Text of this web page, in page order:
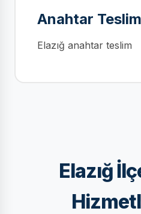
Anahtar Teslim
Elazığ anahtar teslim
Elazığ